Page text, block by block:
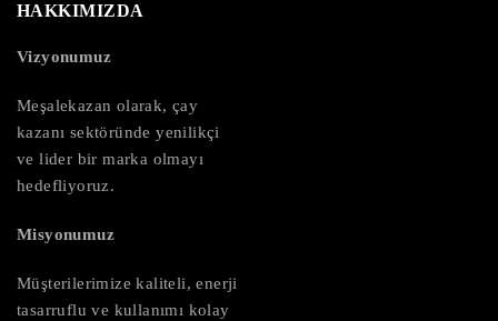
HAKKIMIZDA
Vizyonumuz
Meşalekazan olarak, çay
kazanı sektöründe yenilikçi
ve lider bir marka olmayı
hedefliyoruz.
Misyonumuz
Müşterilerimize kaliteli, enerji
tasarruflu ve kullanımı kolay